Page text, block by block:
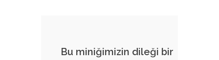
Bu miniğimizin dileği bir